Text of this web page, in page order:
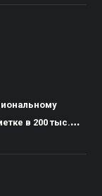
в 200 тыс.